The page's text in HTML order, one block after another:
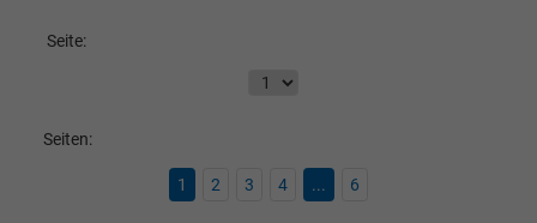
Seite:
Seiten:
1 2 3 4 ... 6